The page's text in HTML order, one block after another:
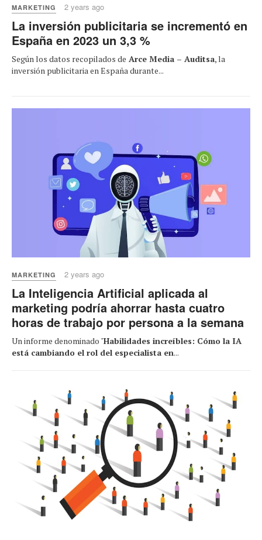
MARKETING 2 years ago
La inversión publicitaria se incrementó en
España en 2023 un 3,3 %
Según los datos recopilados de Arce Media – Auditsa, la
inversión publicitaria en España durante...
MARKETING 2 years ago
La Inteligencia Artificial aplicada al
marketing podría ahorrar hasta cuatro
horas de trabajo por persona a la semana
Un informe denominado "Habilidades increíbles: Cómo la IA
está cambiando el rol del especialista en...